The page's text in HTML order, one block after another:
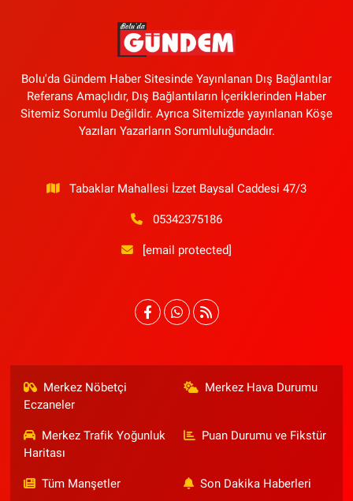
Bolu'da Gündem Haber Sitesinde Yayınlanan Dış Bağlantılar
Referans Amaçlıdır, Dış Bağlantıların İçeriklerinden Haber
Sitemiz Sorumlu Değildir. Ayrıca Sitemizde yayınlanan Köşe
Yazıları Yazarların Sorumluluğundadır.
Tabaklar Mahallesi İzzet Baysal Caddesi 47/3
05342375186
[email protected]
Merkez Nöbetçi
Eczaneler
Merkez Hava Durumu
Merkez Trafik Yoğunluk
Haritası
Puan Durumu ve Fikstür
Tüm Manşetler Son Dakika Haberleri